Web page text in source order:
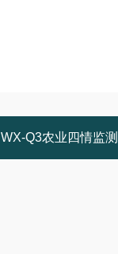
WX-Q3农业四情监